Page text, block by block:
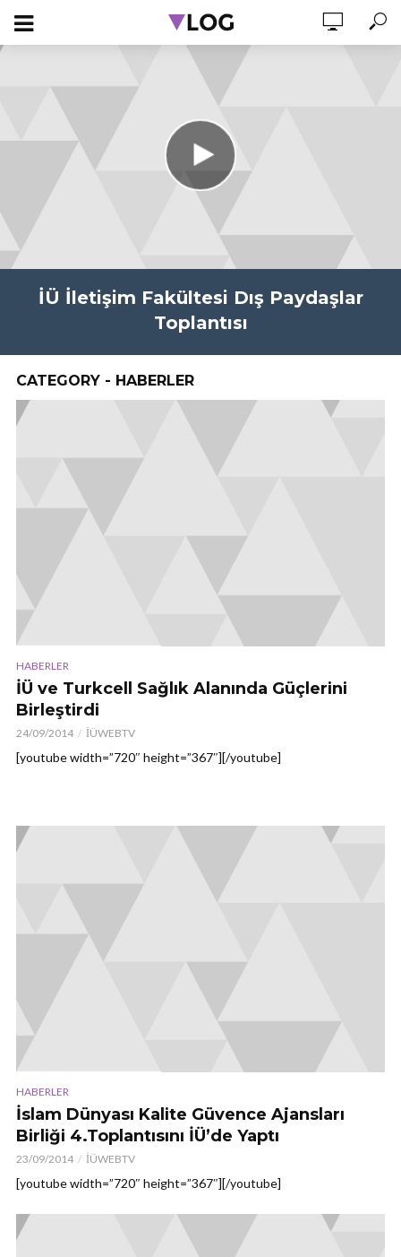
İÜ İletişim Fakültesi Dış Paydaşlar
Toplantısı
CATEGORY - HABERLER
HABERLER
İÜ ve Turkcell Sağlık Alanında Güçlerini
Birleştirdi
24/09/2014 İÜWEBTV
[youtube width=”720″ height=”367″][/youtube]
HABERLER
İslam Dünyası Kalite Güvence Ajansları
Birliği 4.Toplantısını İÜ’de Yaptı
23/09/2014 İÜWEBTV
[youtube width=”720″ height=”367″][/youtube]